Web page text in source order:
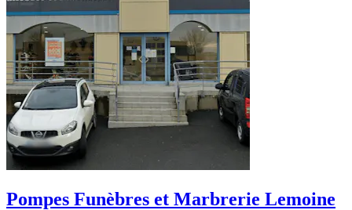
Pompes Funèbres et Marbrerie Lemoine